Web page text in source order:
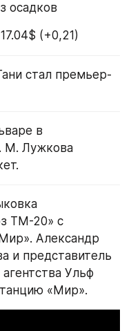
осадков
(+0,21)
стал премьер-
в
М. Лужкова
ТМ-20» с
Александр
и представитель
Ульф
«Мир».